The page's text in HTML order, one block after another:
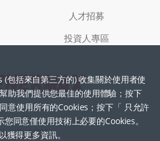
包括來自第三方的) 收集關於使用者使
助我們提供您最佳的使用體驗；按下
意使用所有的Cookies；按下「 只允許
同意僅使用技術上必要的Cookies。
獲得更多資訊。
人才招募
投資人專區
公司聯絡電話